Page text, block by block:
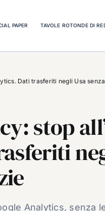
PAPER TAVOLE ROTONDE DI
Dati trasferiti negli Usa
stop
Analytics, senza